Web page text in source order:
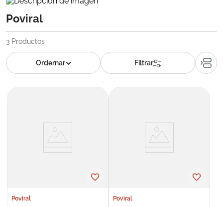
Poviral
3 Productos
Poviral Poviral
1. eucerin
2. protector solar
3. bioderma
5. cerave
roche posay